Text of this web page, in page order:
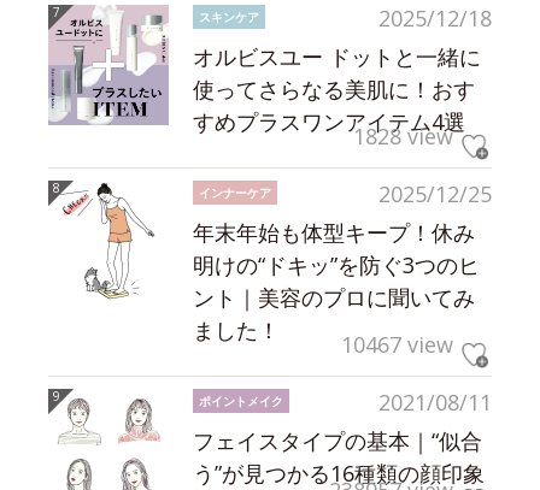
2025/12/18
スキンケア
オルビスユー ドットと一緒に
使ってさらなる美肌に！おす
すめプラスワンアイテム4選
1828 view
2025/12/25
インナーケア
年末年始も体型キープ！休み
明けの“ドキッ”を防ぐ3つのヒ
ント｜美容のプロに聞いてみ
ました！
10467 view
2021/08/11
ポイントメイク
フェイスタイプの基本｜“似合
う”が見つかる16種類の顔印象